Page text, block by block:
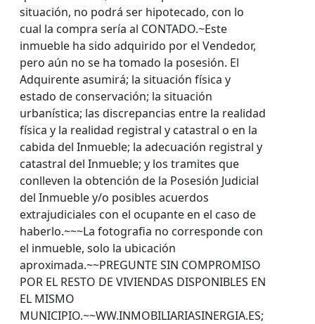
situación, no podrá ser hipotecado, con lo
cual la compra sería al CONTADO.~Este
inmueble ha sido adquirido por el Vendedor,
pero aún no se ha tomado la posesión. El
Adquirente asumirá; la situación física y
estado de conservación; la situación
urbanística; las discrepancias entre la realidad
física y la realidad registral y catastral o en la
cabida del Inmueble; la adecuación registral y
catastral del Inmueble; y los tramites que
conlleven la obtención de la Posesión Judicial
del Inmueble y/o posibles acuerdos
extrajudiciales con el ocupante en el caso de
haberlo.~~~La fotografia no corresponde con
el inmueble, solo la ubicación
aproximada.~~PREGUNTE SIN COMPROMISO
POR EL RESTO DE VIVIENDAS DISPONIBLES EN
EL MISMO
MUNICIPIO.~~WW.INMOBILIARIASINERGIA.ES;